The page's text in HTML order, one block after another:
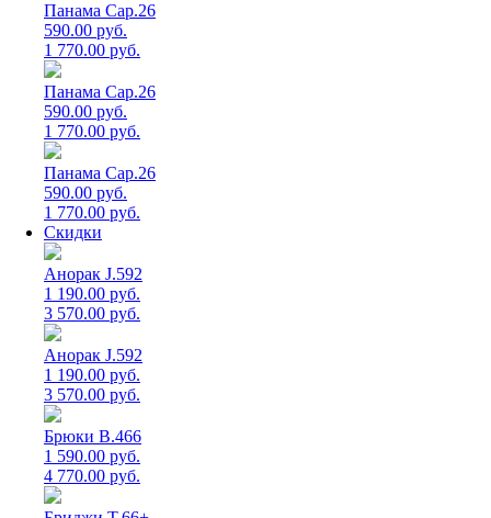
Панама Cap.26
590.00 руб.
1 770.00 руб.
Панама Cap.26
590.00 руб.
1 770.00 руб.
Панама Cap.26
590.00 руб.
1 770.00 руб.
Скидки
Анорак J.592
1 190.00 руб.
3 570.00 руб.
Анорак J.592
1 190.00 руб.
3 570.00 руб.
Брюки B.466
1 590.00 руб.
4 770.00 руб.